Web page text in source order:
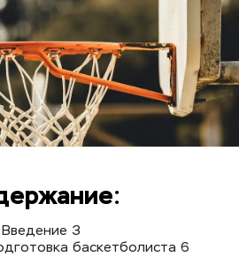
Введение 3
баскетболиста 6